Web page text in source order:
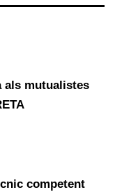
als mutualistes
competent